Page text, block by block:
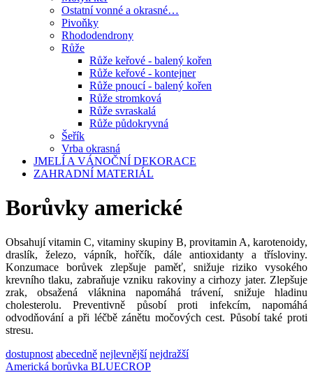
Ostatní vonné a okrasné…
Pivoňky
Rhododendrony
Růže
Růže keřové - balený kořen
Růže keřové - kontejner
Růže pnoucí - balený kořen
Růže stromková
Růže svraskalá
Růže půdokryvná
Šeřík
Vrba okrasná
JMELÍ A VÁNOČNÍ DEKORACE
ZAHRADNÍ MATERIÁL
Borůvky americké
Obsahují vitamin C, vitaminy skupiny B, provitamin A, karotenoidy,
draslík, železo, vápník, hořčík, dále antioxidanty a třísloviny.
Konzumace borůvek zlepšuje paměť, snižuje riziko vysokého
krevního tlaku, zabraňuje vzniku rakoviny a cirhozy jater. Zlepšuje
zrak, obsažená vláknina napomáhá trávení, snižuje hladinu
cholesterolu. Preventivně působí proti infekcím, napomáhá
odvodňování a při léčbě zánětu močových cest. Působí také proti
stresu.
dostupnost abecedně nejlevnější nejdražší
Americká borůvka BLUECROP